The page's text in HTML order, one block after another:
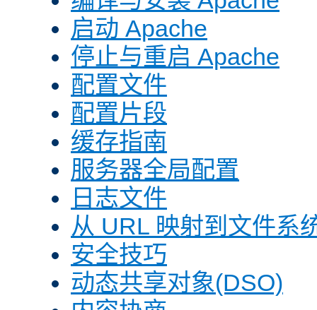
启动 Apache
停止与重启 Apache
配置文件
配置片段
缓存指南
服务器全局配置
日志文件
从 URL 映射到文件系
安全技巧
动态共享对象(DSO)